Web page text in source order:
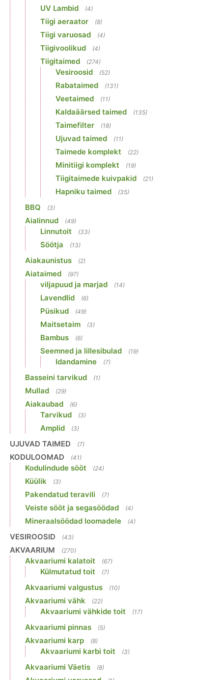
UV Lambid (4)
Tiigi aeraator (8)
Tiigi varuosad (4)
Tiigivoolikud (4)
Tiigitaimed (274)
Vesiroosid (52)
Rabataimed (131)
Veetaimed (11)
Kaldaäärsed taimed (135)
Taimefilter (18)
Ujuvad taimed (11)
Taimede komplekt (22)
Minitiigi komplekt (19)
Tiigitaimede kuivpakid (21)
Hapniku taimed (35)
BBQ (3)
Aialinnud (49)
Linnutoit (33)
Söötja (13)
Aiakaunistus (2)
Aiataimed (97)
viljapuud ja marjad (14)
Lavendlid (6)
Püsikud (49)
Maitsetaim (3)
Bambus (6)
Seemned ja lillesibulad (19)
Idandamine (7)
Basseini tarvikud (1)
Mullad (29)
Aiakaubad (6)
Tarvikud (3)
Amplid (3)
UJUVAD TAIMED (7)
KODULOOMAD (41)
Kodulindude sööt (24)
Küülik (3)
Pakendatud teravili (7)
Veiste sööt ja segasöödad (4)
Mineraalsöödad loomadele (4)
VESIROOSID (43)
AKVAARIUM (270)
Akvaariumi kalatoit (67)
Külmutatud toit (7)
Akvaariumi valgustus (10)
Akvaariumi vähk (22)
Akvaariumi vähkide toit (17)
Akvaariumi pinnas (5)
Akvaariumi karp (8)
Akvaariumi karbi toit (3)
Akvaariumi Väetis (8)